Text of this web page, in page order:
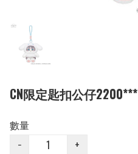
CN限定匙扣公仔2200***
數量
−
+